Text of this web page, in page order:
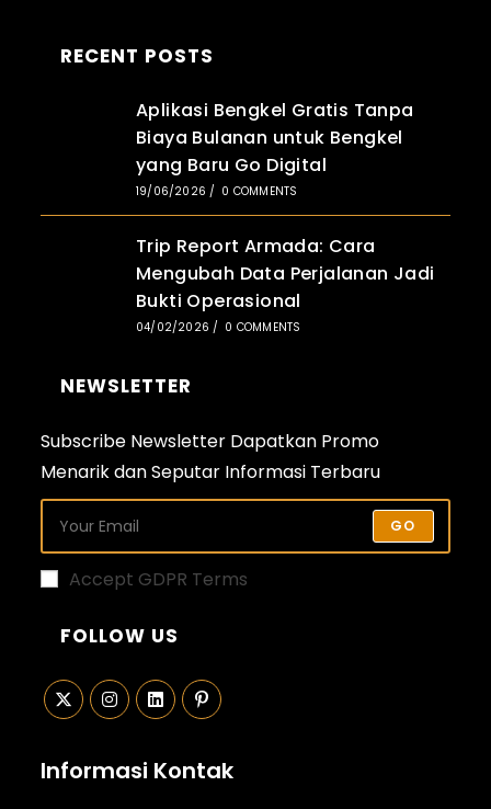
RECENT POSTS
Aplikasi Bengkel Gratis Tanpa
Biaya Bulanan untuk Bengkel
yang Baru Go Digital
19/06/2026 / 0 COMMENTS
Trip Report Armada: Cara
Mengubah Data Perjalanan Jadi
Bukti Operasional
04/02/2026 / 0 COMMENTS
NEWSLETTER
Subscribe Newsletter Dapatkan Promo
Menarik dan Seputar Informasi Terbaru
GO
Accept GDPR Terms
FOLLOW US
in
in
Informasi Kontak